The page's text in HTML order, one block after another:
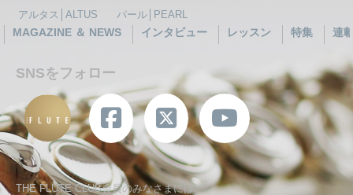
アルタス│ALTUS
パール│PEARL
MAGAZINE ＆ NEWS インタビュー レッスン 特集 連
SNSをフォロー
THE FLUTE CLUB会員のみなさまには、